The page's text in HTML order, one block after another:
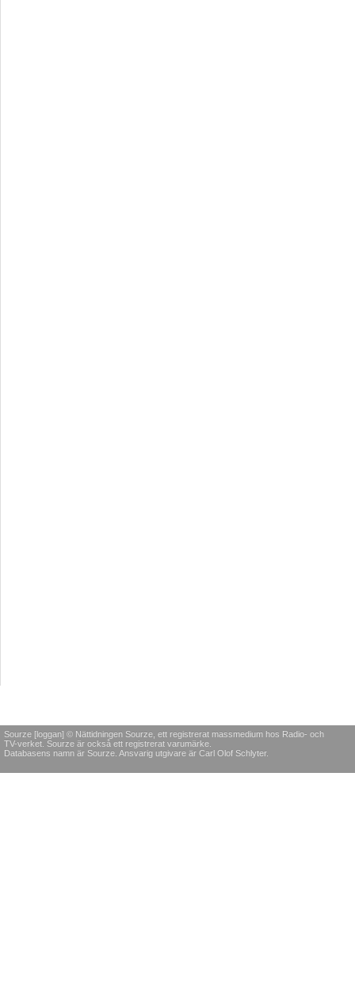
Sourze [loggan] © Nättidningen Sourze, ett registrerat massmedium hos Radio- och
TV-verket. Sourze är också ett registrerat varumärke.
Databasens namn är Sourze. Ansvarig utgivare är Carl Olof Schlyter.